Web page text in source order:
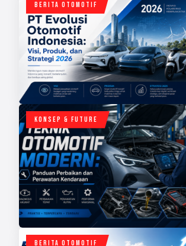
BERITA OTOMOTIF
KONSEP & FUTURE
BERITA OTOMOTIF